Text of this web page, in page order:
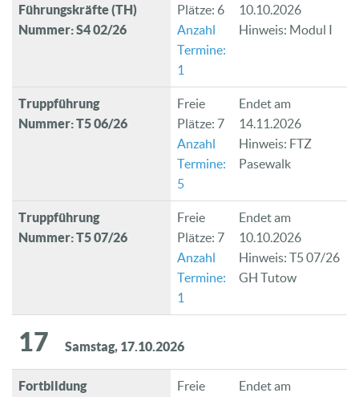
Führungskräfte (TH)
Nummer: S4 02/26
Plätze: 6
Anzahl
Termine:
1
10.10.2026
Hinweis: Modul I
Truppführung
Nummer: T5 06/26
Freie
Plätze: 7
Anzahl
Termine:
5
Endet am
14.11.2026
Hinweis: FTZ
Pasewalk
Truppführung
Nummer: T5 07/26
Freie
Plätze: 7
Anzahl
Termine:
1
Endet am
10.10.2026
Hinweis: T5 07/26
GH Tutow
17 Samstag, 17.10.2026
Fortbildung
Freie
Endet am